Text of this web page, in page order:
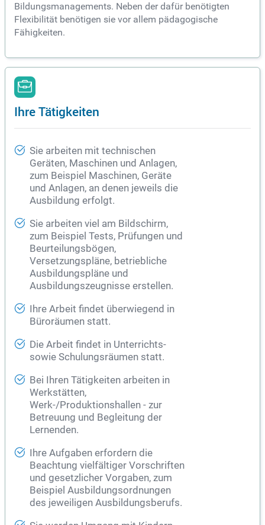
Bildungsmanagements. Neben der dafür benötigten
Flexibilität benötigen sie vor allem pädagogische
Fähigkeiten.
Ihre Tätigkeiten
Sie arbeiten mit technischen
Geräten, Maschinen und Anlagen,
zum Beispiel Maschinen, Geräte
und Anlagen, an denen jeweils die
Ausbildung erfolgt.
Sie arbeiten viel am Bildschirm,
zum Beispiel Tests, Prüfungen und
Beurteilungsbögen,
Versetzungspläne, betriebliche
Ausbildungspläne und
Ausbildungszeugnisse erstellen.
Ihre Arbeit findet überwiegend in
Büroräumen statt.
Die Arbeit findet in Unterrichts-
sowie Schulungsräumen statt.
Bei Ihren Tätigkeiten arbeiten in
Werkstätten,
Werk-/Produktionshallen - zur
Betreuung und Begleitung der
Lernenden.
Ihre Aufgaben erfordern die
Beachtung vielfältiger Vorschriften
und gesetzlicher Vorgaben, zum
Beispiel Ausbildungsordnungen
des jeweiligen Ausbildungsberufs.